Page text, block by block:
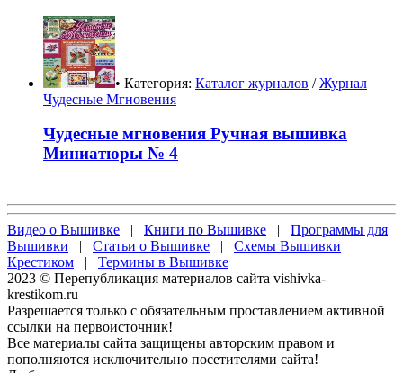
• Категория: Каталог журналов /Журнал
Чудесные Мгновения
Чудесные мгновения Ручная вышивка
Миниатюры № 4
Видео о Вышивке | Книги по Вышивке | Программы для
Вышивки | Статьи о Вышивке | Схемы Вышивки
Крестиком | Термины в Вышивке
2023 © Перепубликация материалов сайта vishivka-
krestikom.ru
Разрешается только с обязательным проставлением активной
ссылки на первоисточник!
Все материалы сайта защищены авторским правом и
пополняются исключительно посетителями сайта!